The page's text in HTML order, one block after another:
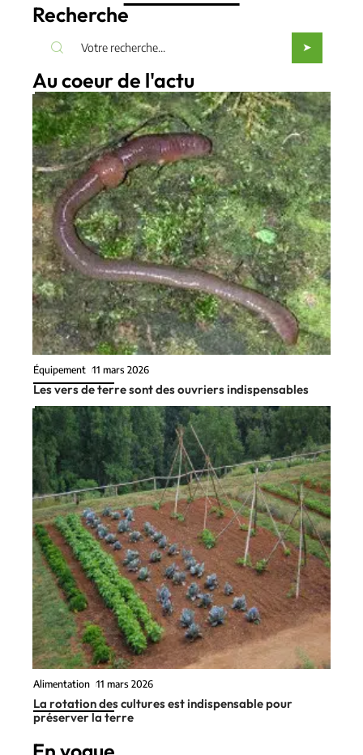
Recherche
Au coeur de l'actu
Équipement 11 mars 2026
Les vers de terre sont des ouvriers indispensables
Alimentation 11 mars 2026
La rotation des cultures est indispensable pour
préserver la terre